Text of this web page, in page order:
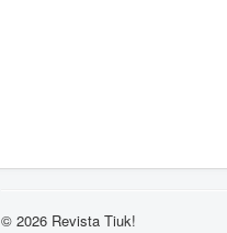
© 2026 Revista Tiuk!